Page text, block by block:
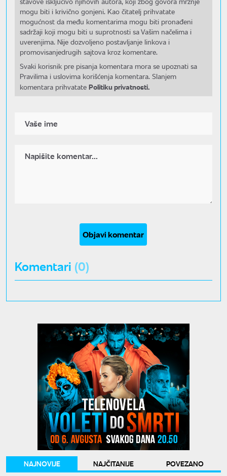
mogu biti i krivično gonjeni. Kao čitatelj prihvatate
mogućnost da među komentarima mogu biti pronađeni
sadržaji koji mogu biti u suprotnosti sa Vašim načelima i
uverenjima. Nije dozvoljeno postavljanje linkova i
promovisanjedrugih sajtova kroz komentare.
Svaki korisnik pre pisanja komentara mora se upoznati sa
Pravilima i uslovima korišćenja komentara. Slanjem
komentara prihvatate Politiku privatnosti.
Objavi komentar
Komentari (0)
NAJNOVIJE NAJČITANIJE
POVEZANO